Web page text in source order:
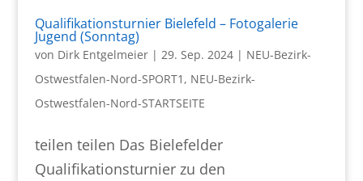
Qualifikationsturnier Bielefeld – Fotogalerie
Jugend (Sonntag)
von Dirk Entgelmeier| 29. Sep. 2024| NEU-Bezirk-
Ostwestfalen-Nord-SPORT1 , NEU-Bezirk-
Ostwestfalen-Nord-STARTSEITE
teilen teilen Das Bielefelder
Qualifikationsturnier zu den